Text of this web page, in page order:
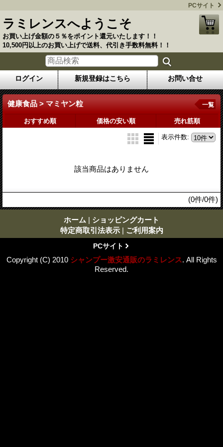
PCサイト
ラミレンスへようこそ
お買い上げ金額の５％をポイント還元いたします！！
10,500円以上のお買い上げで送料、代引き手数料無料！！
ログイン 新規登録はこちら お問い合せ
健康食品 > マミヤン粒 一覧
おすすめ順 価格の安い順 売れ筋順
表示件数:
該当商品はありません
(0件/0件)
ホーム | ショッピングカート
特定商取引法表示 | ご利用案内
PCサイト
Copyright (C) 2010 シャンプー激安通販のラミレンス. All Rights
Reserved.